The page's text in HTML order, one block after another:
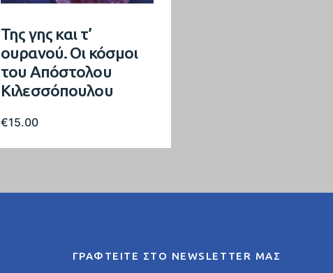
Της γης και τ’
ουρανού. Οι κόσμοι
του Απόστολου
Κιλεσσόπουλου
€15.00
ΓΡΑΦΤΕΙΤΕ ΣΤΟ NEWSLETTER ΜΑΣ